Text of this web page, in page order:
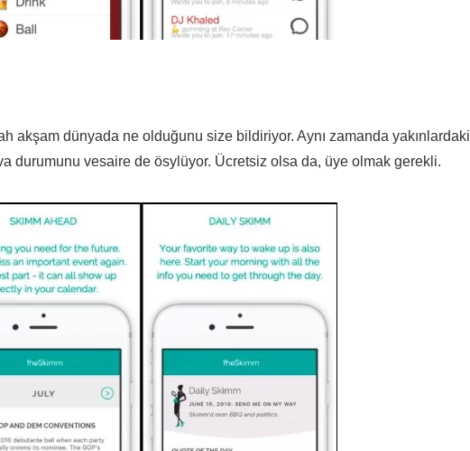
akşam dünyada ne olduğunu size bildiriyor. Aynı zamanda yakınlardaki
durumunu vesaire de ösylüyor. Ücretsiz olsa da, üye olmak gerekli.